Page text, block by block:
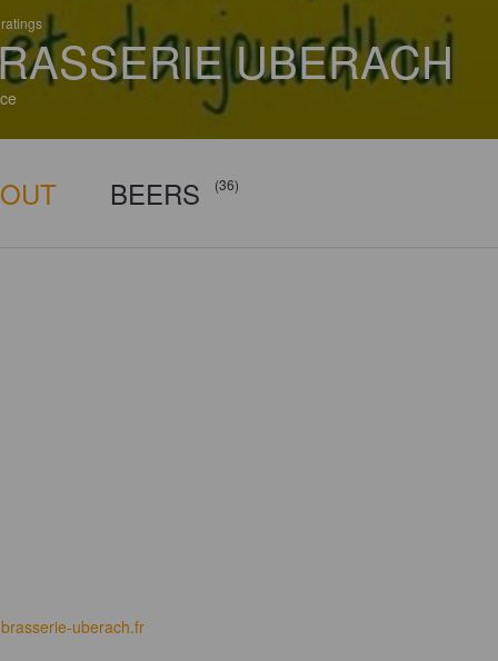
UBERACH
BEERS (36)
uberach.fr